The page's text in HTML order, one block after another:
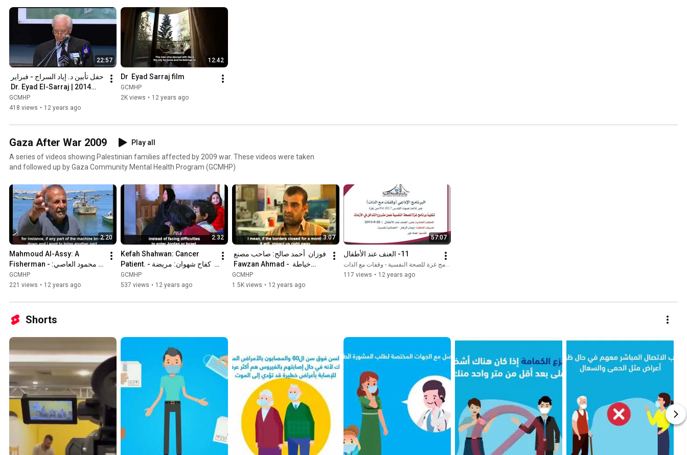
22:57
Memorial Service- Feb.
2014
GCMHP
418 views • 12 years ago
12:42
Dr  Eyad Sarraj film
GCMHP
2K views • 12 years ago
Gaza After War 2009
Play all
A series of videos showing Palestinian families affected by 2009 war. These videos were taken
and followed up by Gaza Community Mental Health Program (GCMHP)
2:20
Mahmoud Al-Assy: A
Fisherman - محمود العاصي:
صياد
GCMHP
221 views • 12 years ago
2:32
Kefah Shahwan: Cancer
Patient. - كفاح شهوان: مريضة
سرطان
GCMHP
537 views • 12 years ago
3:07
Saleh: Owner of a sewing
factory
GCMHP
1.5K views • 12 years ago
57:07
11- العنف عند الأطفال
برنامج غزة للصحة النفسية - وقفات مع الذات
117 views • 12 years ago
Shorts